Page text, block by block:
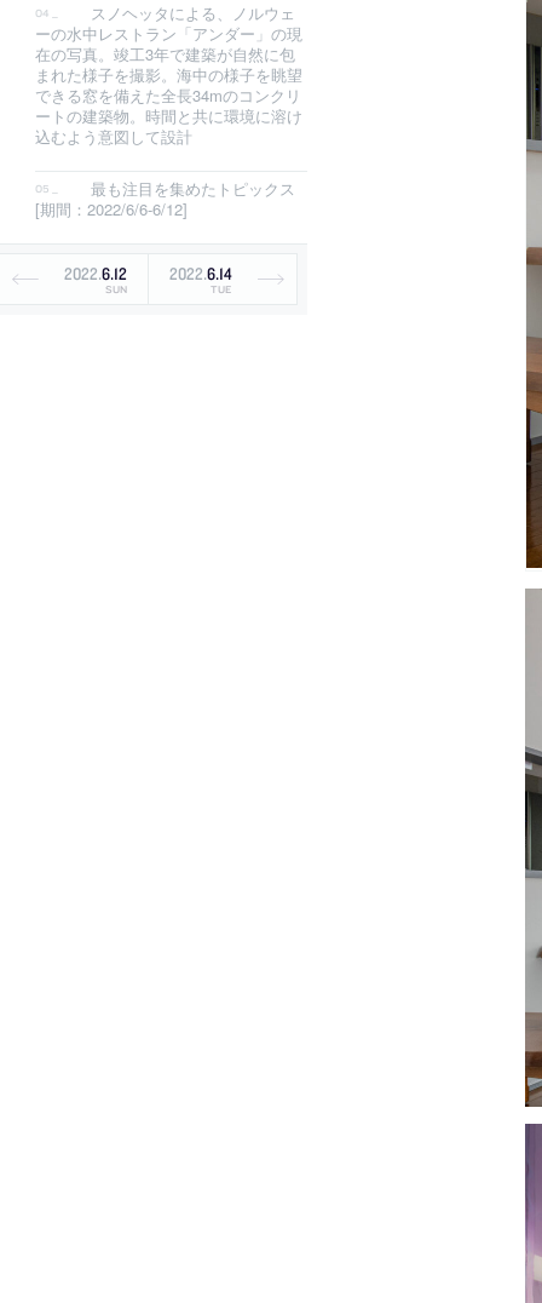
スノヘッタによる、ノルウェ
ーの水中レストラン「アンダー」の現
在の写真。竣工3年で建築が自然に包
まれた様子を撮影。海中の様子を眺望
できる窓を備えた全長34mのコンクリ
ートの建築物。時間と共に環境に溶け
込むよう意図して設計
最も注目を集めたトピックス
[期間：2022/6/6-6/12]
2022.6.12
SUN
2022.6.14
TUE